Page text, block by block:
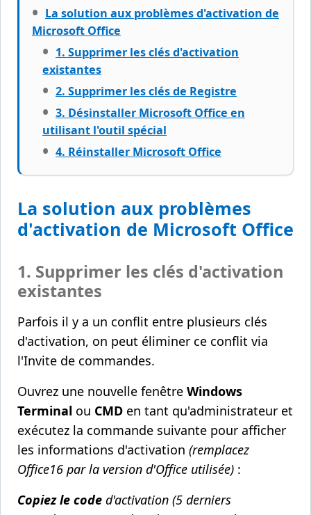
La solution aux problèmes d'activation de
Microsoft Office
1. Supprimer les clés d'activation
existantes
2. Supprimer les clés de Registre
3. Désinstaller Microsoft Office en
utilisant l'outil spécial
4. Réinstaller Microsoft Office
La solution aux problèmes
d'activation de Microsoft Office
1. Supprimer les clés d'activation
existantes
Parfois il y a un conflit entre plusieurs clés
d'activation, on peut éliminer ce conflit via
l'Invite de commandes.
Ouvrez une nouvelle fenêtre Windows
Terminal ou CMD en tant qu'administrateur et
exécutez la commande suivante pour afficher
les informations d'activation (remplacez
Office16 par la version d'Office utilisée) :
Copiez le code d'activation (5 derniers